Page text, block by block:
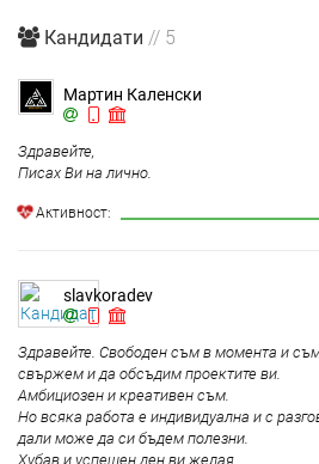
Кандидати // 5
Мартин Каленски
Здравейте,
Писах Ви на лично.
Aктивност:
slavkoradev
Здравейте. Свободен съм в момента и
свържем и да обсъдим проектите ви.
Амбициозен и креативен съм.
Но всяка работа е индивидуална и с
дали може да си бъдем полезни.
Хубав и успешен ден ви желая